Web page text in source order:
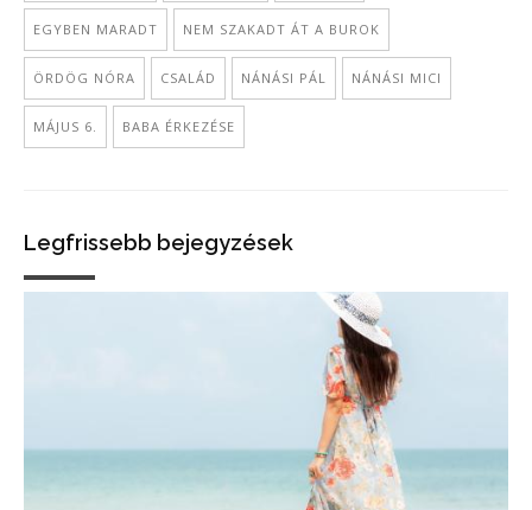
EGYBEN MARADT NEM SZAKADT ÁT A BUROK
ÖRDÖG NÓRA CSALÁD NÁNÁSI PÁL NÁNÁSI MICI
MÁJUS 6. BABA ÉRKEZÉSE
Legfrissebb bejegyzések